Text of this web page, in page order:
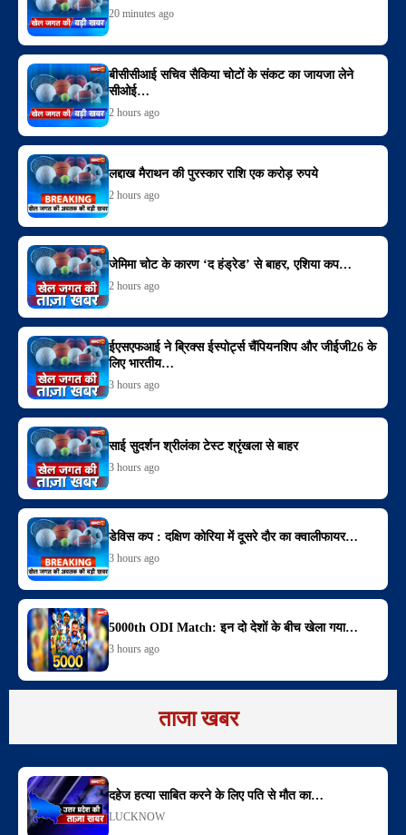
20 minutes ago
बीसीसीआई सचिव सैकिया चोटों के संकट का जायजा लेने
सीओई…
2 hours ago
लद्दाख मैराथन की पुरस्कार राशि एक करोड़ रुपये
2 hours ago
जेमिमा चोट के कारण ‘द हंड्रेड’ से बाहर, एशिया कप…
2 hours ago
ईएसएफआई ने ब्रिक्स ईस्पोर्ट्स चैंपियनशिप और जीईजी26 के
लिए भारतीय…
3 hours ago
साई सुदर्शन श्रीलंका टेस्ट श्रृंखला से बाहर
3 hours ago
डेविस कप : दक्षिण कोरिया में दूसरे दौर का क्वालीफायर…
3 hours ago
5000th ODI Match: इन दो देशों के बीच खेला गया…
3 hours ago
ताजा खबर
दहेज हत्या साबित करने के लिए पति से मौत का…
LUCKNOW